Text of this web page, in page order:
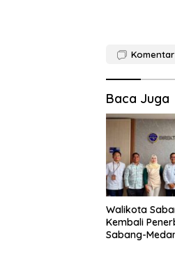
Komentar
Baca Juga
Walikota
Kembali
Sabang-